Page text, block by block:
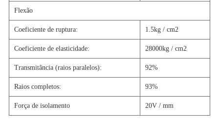
Flexão
Coeficiente de ruptura: 1.5kg / cm2
Coeficiente de elasticidade: 28000kg / cm2
Transmitância (raios paralelos): 92%
Raios completos: 93%
Força de isolamento 20V / mm